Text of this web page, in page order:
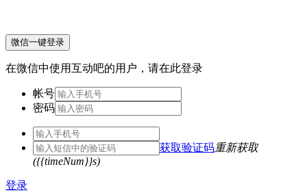
微信一键登录
在微信中使用互动吧的用户，请在此登录
帐号
密码
获取验证码重新获取
({{timeNum}}s)
登录